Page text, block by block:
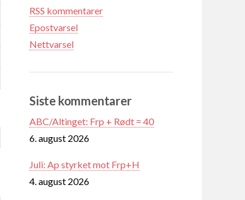
RSS kommentarer
Epostvarsel
Nettvarsel
Siste kommentarer
ABC/Altinget: Frp + Rødt = 40
6. august 2026
Juli: Ap styrket mot Frp+H
4. august 2026